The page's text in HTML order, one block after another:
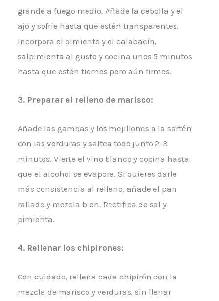
grande a fuego medio. Añade la cebolla y el
ajo y sofríe hasta que estén transparentes.
Incorpora el pimiento y el calabacín,
salpimienta al gusto y cocina unos 5 minutos
hasta que estén tiernos pero aún firmes.
3. Preparar el relleno de marisco:
Añade las gambas y los mejillones a la sartén
con las verduras y saltea todo junto 2-3
minutos. Vierte el vino blanco y cocina hasta
que el alcohol se evapore. Si quieres darle
más consistencia al relleno, añade el pan
rallado y mezcla bien. Rectifica de sal y
pimienta.
4. Rellenar los chipirones:
Con cuidado, rellena cada chipirón con la
mezcla de marisco y verduras, sin llenar